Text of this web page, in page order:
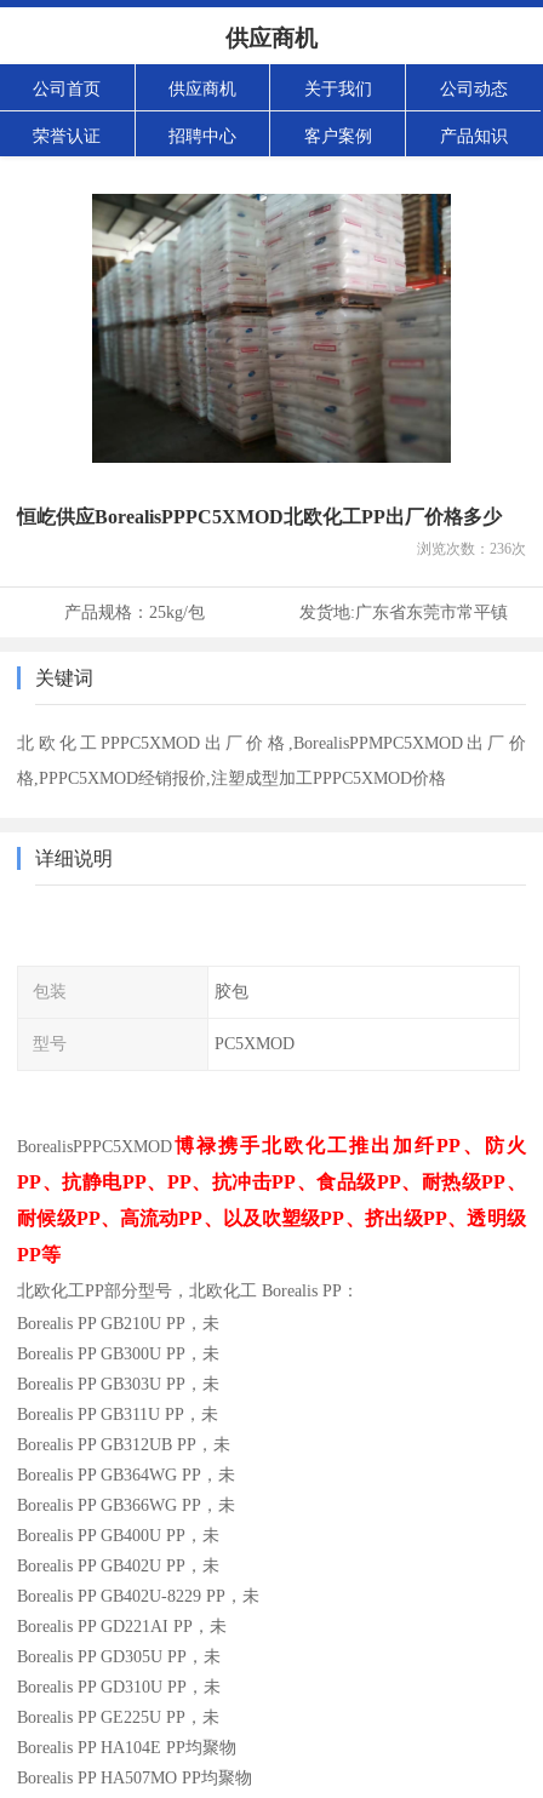
供应商机
公司首页 供应商机 关于我们 公司动态
荣誉认证 招聘中心 客户案例 产品知识
恒屹供应BorealisPPPC5XMOD北欧化工PP出厂价格多少
浏览次数： 236次
产品规格： 25kg/包 发货地:广东省东莞市常平镇
关键词
北欧化工PPPC5XMOD出厂价格,BorealisPPMPC5XMOD出厂价
格,PPPC5XMOD经销报价,注塑成型加工PPPC5XMOD价格
详细说明
包装 胶包
型号 PC5XMOD
BorealisPPPC5XMOD博禄携手北欧化工推出 加纤PP、防火
PP、抗静电PP、 PP、抗冲击PP、食品级PP、耐热级PP、
耐候级PP、高流动PP、以及吹塑级PP、挤出级PP、透明级
PP等
北欧化工PP部分型号，北欧化工 Borealis PP：
Borealis PP GB210U PP ，未
Borealis PP GB300U PP ，未
Borealis PP GB303U PP ，未
Borealis PP GB311U PP ，未
Borealis PP GB312UB PP ，未
Borealis PP GB364WG PP ，未
Borealis PP GB366WG PP ，未
Borealis PP GB400U PP ，未
Borealis PP GB402U PP ，未
Borealis PP GB402U-8229 PP ，未
Borealis PP GD221AI PP ，未
Borealis PP GD305U PP ，未
Borealis PP GD310U PP ，未
Borealis PP GE225U PP ，未
Borealis PP HA104E PP均聚物
Borealis PP HA507MO PP均聚物